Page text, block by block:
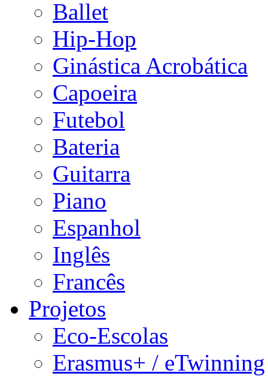
Ballet
Hip-Hop
Ginástica Acrobática
Capoeira
Futebol
Bateria
Guitarra
Piano
Espanhol
Inglês
Francês
Projetos
Eco-Escolas
Erasmus+ / eTwinning